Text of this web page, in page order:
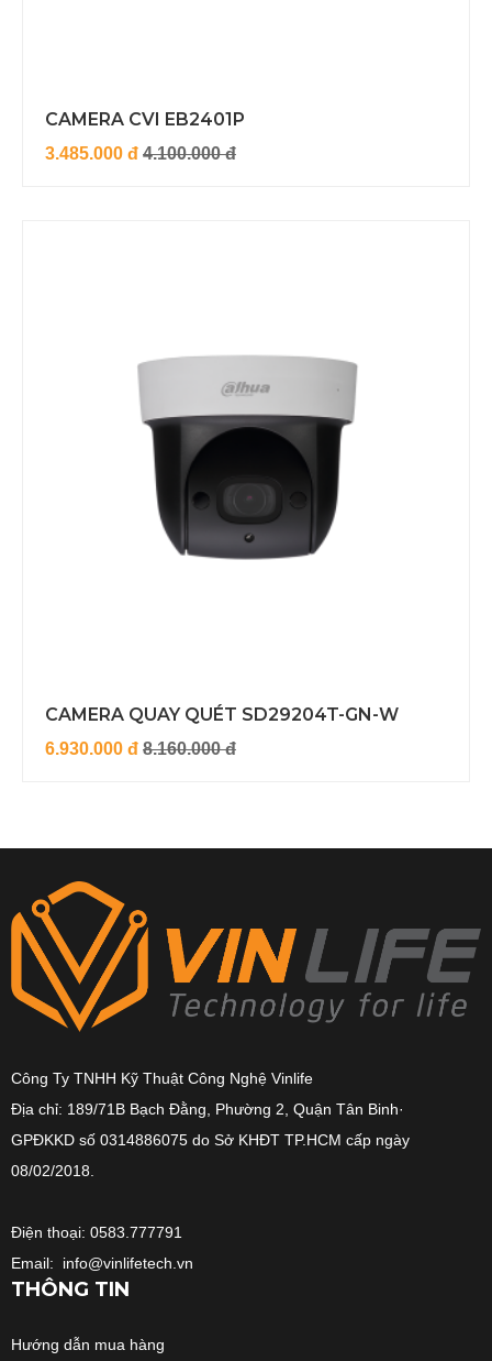
CAMERA CVI EB2401P
3.485.000 đ 4.100.000 đ
CAMERA QUAY QUÉT SD29204T-GN-W
6.930.000 đ 8.160.000 đ
Công Ty TNHH Kỹ Thuật Công Nghệ Vinlife
Địa chỉ: 189/71B Bạch Đằng, Phường 2, Quận Tân Binh·
GPĐKKD số 0314886075 do Sở KHĐT TP.HCM cấp ngày
08/02/2018.
Điện thoại: 0583.777791
Email: info@vinlifetech.vn
THÔNG TIN
Hướng dẫn mua hàng